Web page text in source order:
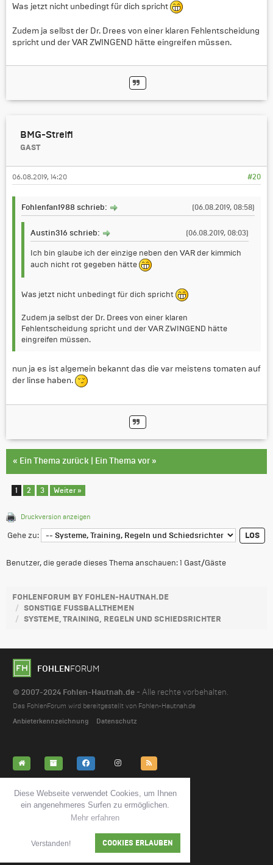
Diese Webseite verwendet Cookies, um Ihnen
ein angenehmeres Surfen zu ermöglichen.
Mehr erfahren
Verstanden! COOKIES ERLAUBEN
Was jetzt nicht unbedingt für dich spricht
Zudem ja selbst der Dr. Drees von einer klaren Fehlentscheidung
spricht und der VAR ZWINGEND hätte eingreifen müssen.
BMG-Streifi
GAST
#20
06.08.2019, 14:20
(06.08.2019, 08:58)
Fohlenfan1988 schrieb:
(06.08.2019, 08:03)
Austin316 schrieb:
Ich bin glaube ich der einzige neben den VAR der kimmich
auch nicht rot gegeben hätte
Was jetzt nicht unbedingt für dich spricht
Zudem ja selbst der Dr. Drees von einer klaren
Fehlentscheidung spricht und der VAR ZWINGEND hätte
eingreifen müssen.
nun ja es ist algemein bekannt das die var meistens tomaten auf
der linse haben.
« Ein Thema zurück Ein Thema vor »
1 2 3 Weiter »
Druckversion anzeigen
Gehe zu:
Benutzer, die gerade dieses Thema anschauen: 1 Gast/Gäste
FOHLENFORUM BY FOHLEN-HAUTNAH.DE
SONSTIGE FUSSBALLTHEMEN
SYSTEME, TRAINING, REGELN UND SCHIEDSRICHTER
FOHLEN FORUM
© 2007-2024 Fohlen-Hautnah.de - Alle rechte vorbehalten.
Das FohlenForum wird bereitgestellt von Fohlen-Hautnah.de
Anbieterkennzeichnung Datenschutz
ALLE FOREN ALS GELESEN MARKIEREN
KONTAKT FOREN-TEAM